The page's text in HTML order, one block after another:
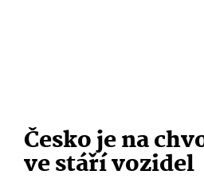
Česko je na
ve stáří vozidel